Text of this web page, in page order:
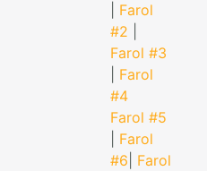
Farol
#2
Farol #3
Farol
#4
Farol #5
Farol
#6 Farol